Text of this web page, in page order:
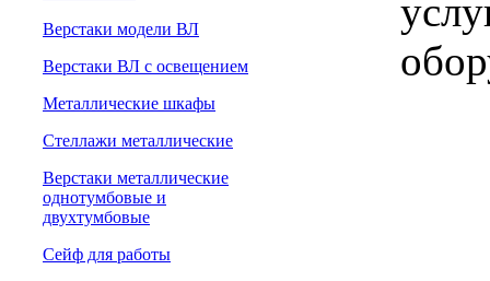
Верстаки модели ВЛ
Верстаки ВЛ с освещением
Металлические шкафы
Стеллажи металлические
Верстаки металлические
однотумбовые и
двухтумбовые
Сейф для работы